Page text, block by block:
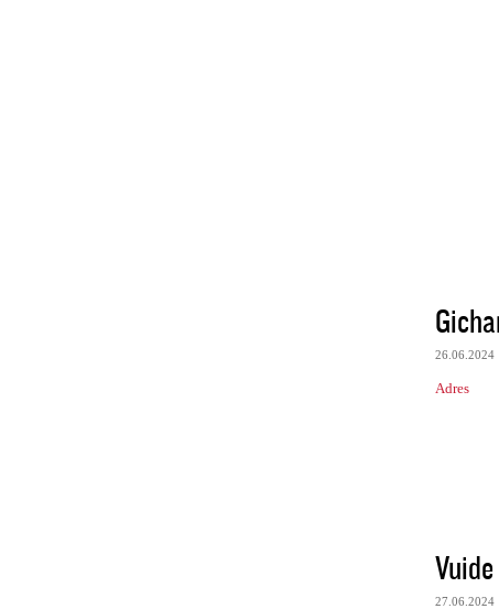
26.06.2024
Adres
Vuide
27.06.2024